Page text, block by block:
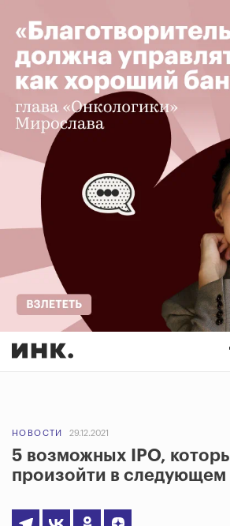
НОВОСТИ 29.12.2021
5 возможных IPO,
произойти в следующем